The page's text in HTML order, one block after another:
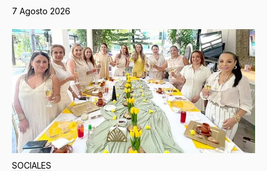
7 Agosto 2026
SOCIALES